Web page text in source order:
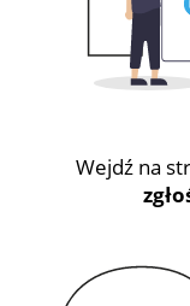
Wejdź na